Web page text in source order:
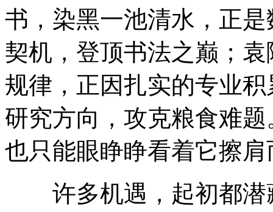
书，染黑一池清水，正
契机，登顶书法之巅；
规律，正因扎实的专业
研究方向，攻克粮食难
也只能眼睁睁看着它擦肩
许多机遇，起初都潜